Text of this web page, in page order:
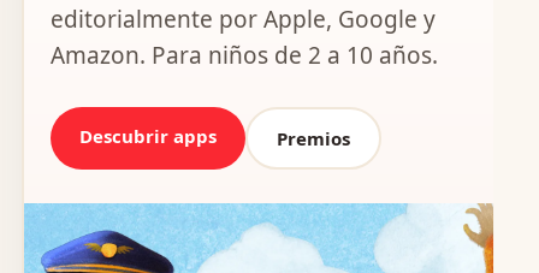
editorialmente por Apple, Google y
Amazon. Para niños de 2 a 10 años.
Descubrir apps Premios